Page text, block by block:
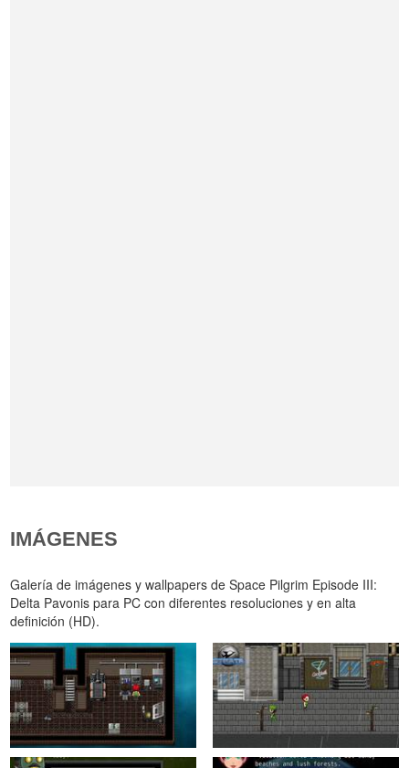
IMÁGENES
Galería de imágenes y wallpapers de Space Pilgrim Episode III:
Delta Pavonis para PC con diferentes resoluciones y en alta
definición (HD).